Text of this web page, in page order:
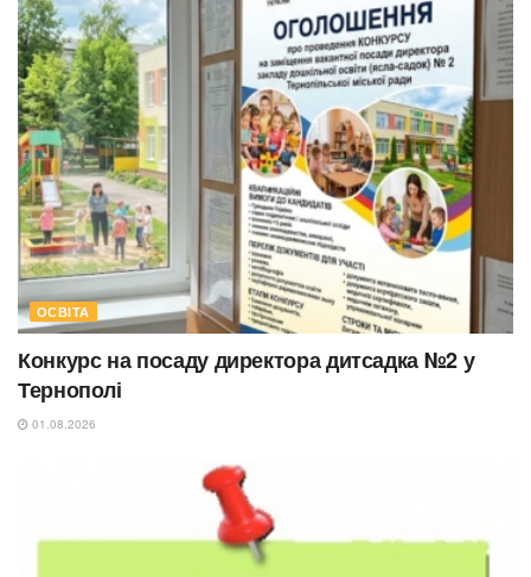
ОСВІТА
Конкурс на посаду директора дитсадка №2 у
Тернополі
01.08.2026